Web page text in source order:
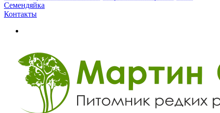
Семендяйка
Контакты